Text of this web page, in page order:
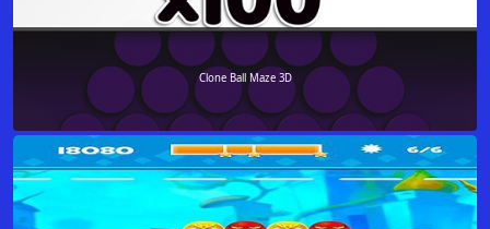
Clone Ball Maze 3D